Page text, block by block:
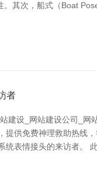
其次，船式（Boat
者
建设_网站建设公司_
供免费神理救助热线
表情接头的来访者。